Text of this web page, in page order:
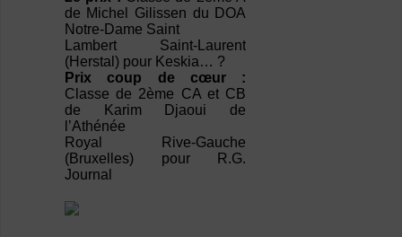
de Michel Gilissen du DOA
Notre-Dame Saint
Lambert Saint-Laurent
(Herstal) pour Keskia… ?
Prix coup de cœur :
Classe de 2ème CA et CB
de Karim Djaoui de
l’Athénée
Royal Rive-Gauche
(Bruxelles) pour R.G.
Journal